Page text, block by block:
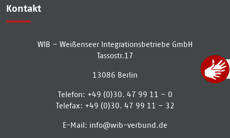
Kontakt
WIB – Weißenseer Integrationsbetriebe GmbH
Tassostr.17
13086 Berlin
Telefon: +49 (0)30. 47 99 11 – 0
Telefax: +49 (0)30. 47 99 11 – 32
E-Mail: info­@­wib-verbund­.­de